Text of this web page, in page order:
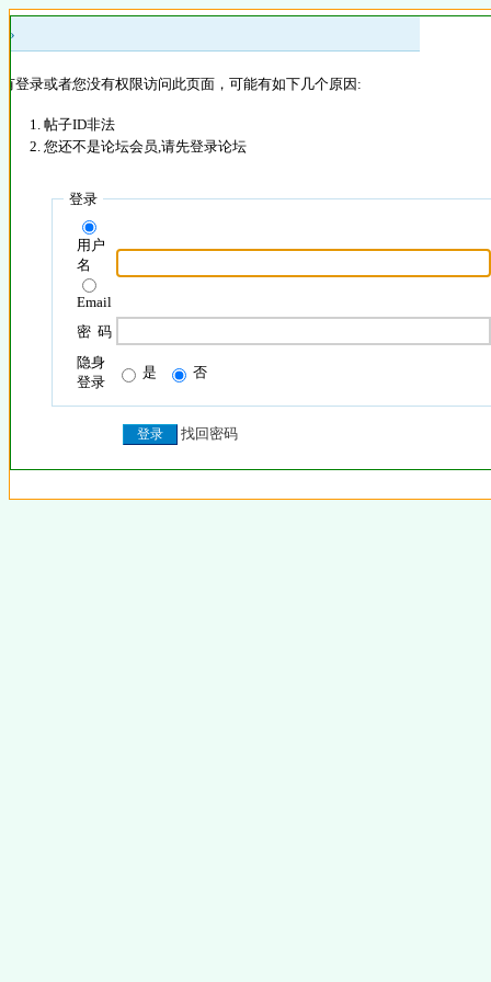
»
登录或者您没有权限访问此页面，可能有如下几个原因:
帖子ID非法
您还不是论坛会员,请先登录论坛
登录
用户
名
Email
密 码
隐身
登录
是 否
找回密码